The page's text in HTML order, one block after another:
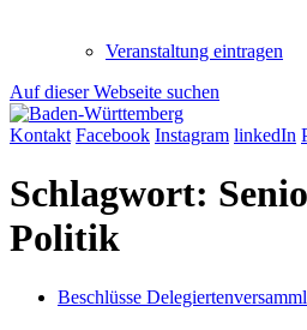
Veranstaltung eintragen
Auf dieser Webseite suchen
Kontakt Facebook Instagram linkedIn
Schlagwort:
Politik
Beschlüsse